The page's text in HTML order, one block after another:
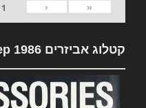
«
‹
1
קטלוג אביזרים Jeep 1986